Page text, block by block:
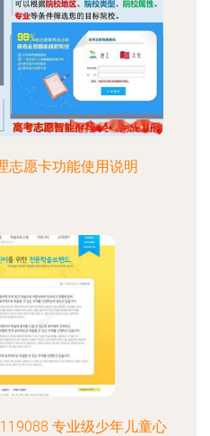
志愿卡功能使用说明
专业级少年儿童心